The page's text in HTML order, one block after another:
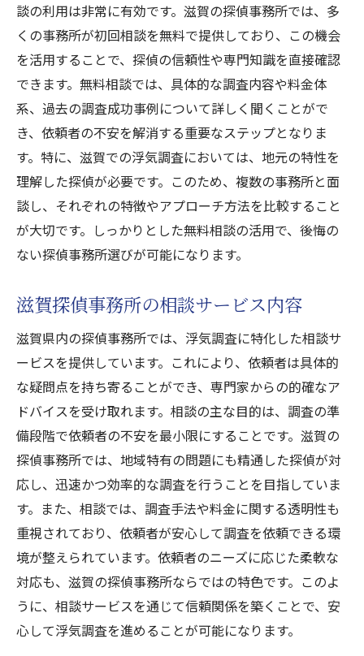
談の利用は非常に有効です。滋賀の探偵事務所では、多
くの事務所が初回相談を無料で提供しており、この機会
を活用することで、探偵の信頼性や専門知識を直接確認
できます。無料相談では、具体的な調査内容や料金体
系、過去の調査成功事例について詳しく聞くことがで
き、依頼者の不安を解消する重要なステップとなりま
す。特に、滋賀での浮気調査においては、地元の特性を
理解した探偵が必要です。このため、複数の事務所と面
談し、それぞれの特徴やアプローチ方法を比較すること
が大切です。しっかりとした無料相談の活用で、後悔の
ない探偵事務所選びが可能になります。
滋賀探偵事務所の相談サービス内容
滋賀県内の探偵事務所では、浮気調査に特化した相談サ
ービスを提供しています。これにより、依頼者は具体的
な疑問点を持ち寄ることができ、専門家からの的確なア
ドバイスを受け取れます。相談の主な目的は、調査の準
備段階で依頼者の不安を最小限にすることです。滋賀の
探偵事務所では、地域特有の問題にも精通した探偵が対
応し、迅速かつ効率的な調査を行うことを目指していま
す。また、相談では、調査手法や料金に関する透明性も
重視されており、依頼者が安心して調査を依頼できる環
境が整えられています。依頼者のニーズに応じた柔軟な
対応も、滋賀の探偵事務所ならではの特色です。このよ
うに、相談サービスを通じて信頼関係を築くことで、安
心して浮気調査を進めることが可能になります。